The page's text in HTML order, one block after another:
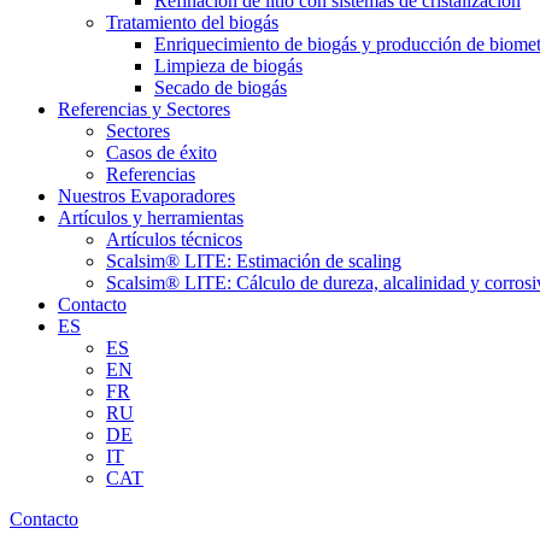
Tratamiento del biogás
Enriquecimiento de biogás y producción de
Limpieza de biogás
Secado de biogás
Referencias y Sectores
Sectores
Casos de éxito
Referencias
Nuestros Evaporadores
Artículos y herramientas
Artículos técnicos
Scalsim® LITE: Estimación de scaling
Scalsim® LITE: Cálculo de dureza, alcalinidad y
Contacto
ES
ES
EN
FR
RU
DE
IT
CAT
Contacto